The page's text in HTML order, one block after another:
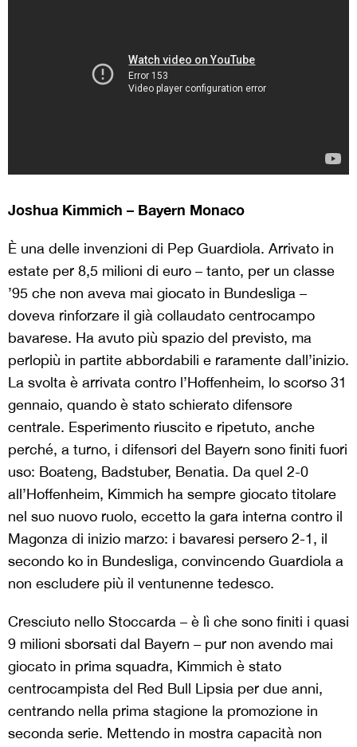
Joshua Kimmich – Bayern Monaco
È una delle invenzioni di Pep Guardiola. Arrivato in
estate per 8,5 milioni di euro – tanto, per un classe
’95 che non aveva mai giocato in Bundesliga –
doveva rinforzare il già collaudato centrocampo
bavarese. Ha avuto più spazio del previsto, ma
perlopiù in partite abbordabili e raramente dall’inizio.
La svolta è arrivata contro l’Hoffenheim, lo scorso 31
gennaio, quando è stato schierato difensore
centrale. Esperimento riuscito e ripetuto, anche
perché, a turno, i difensori del Bayern sono finiti fuori
uso: Boateng, Badstuber, Benatia. Da quel 2-0
all’Hoffenheim, Kimmich ha sempre giocato titolare
nel suo nuovo ruolo, eccetto la gara interna contro il
Magonza di inizio marzo: i bavaresi persero 2-1, il
secondo ko in Bundesliga, convincendo Guardiola a
non escludere più il ventunenne tedesco.
Cresciuto nello Stoccarda – è lì che sono finiti i quasi
9 milioni sborsati dal Bayern – pur non avendo mai
giocato in prima squadra, Kimmich è stato
centrocampista del Red Bull Lipsia per due anni,
centrando nella prima stagione la promozione in
seconda serie. Mettendo in mostra capacità non